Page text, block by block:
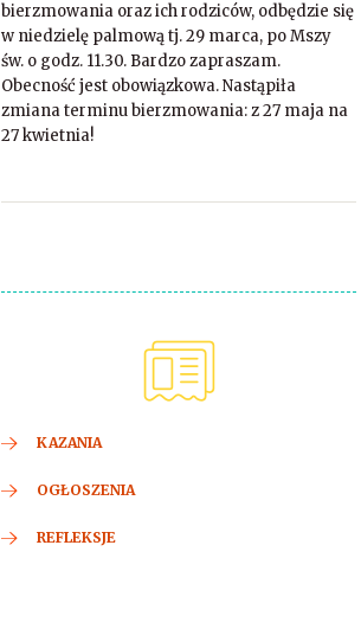
bierzmowania oraz ich rodziców, odbędzie się
w niedzielę palmową tj. 29 marca, po Mszy
św. o godz. 11.30. Bardzo zapraszam.
Obecność jest obowiązkowa. Nastąpiła
zmiana terminu bierzmowania: z 27 maja na
27 kwietnia!
KAZANIA
OGŁOSZENIA
REFLEKSJE